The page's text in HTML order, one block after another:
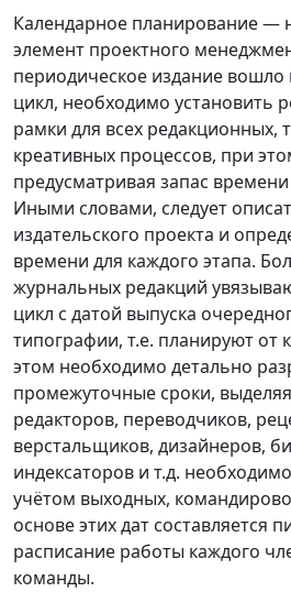
Календарное планирование —
элемент проектного
периодическое издание
цикл, необходимо установить
рамки для всех редакционных,
креативных процессов, при
предусматривая запас
Иными словами, следует
издательского проекта и
времени для каждого этапа.
журнальных редакций
цикл с датой выпуска
типографии, т.е. планируют от
этом необходимо детально
промежуточные сроки,
редакторов, переводчиков,
верстальщиков, дизайнеров,
индексаторов и т.д.
учётом выходных,
основе этих дат составляется
расписание работы каждого
команды.